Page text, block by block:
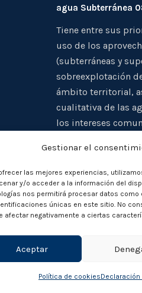
Gestionar el
las mejores experiencias,
y/o acceder a la información del
nos permitirá procesar datos como
únicas en este sitio. No
afectar negativamente a ciertas
Aceptar
Política de cookies
agua Subterránea
Tiene entre sus
uso de los
(subterráneas y
sobreexplotación
ámbito territorial,
cualitativa de las
los intereses